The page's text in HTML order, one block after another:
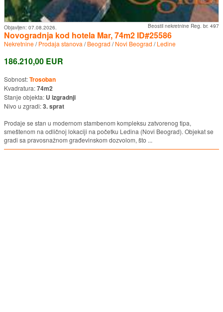
Beostil nekretnine Reg. br. 497
Objavljen: 07.08.2026.
Novogradnja kod hotela Mar, 74m2 ID#25586
Nekretnine/Prodaja stanova /Beograd /Novi Beograd /Ledine
186.210,00 EUR
Sobnost:Trosoban
Kvadratura:74m2
Stanje objekta: U izgradnji
Nivo u zgradi:3. sprat
Prodaje se stan u modernom stambenom kompleksu zatvorenog tipa,
smeštenom na odličnoj lokaciji na početku Ledina (Novi Beograd). Objekat se
gradi sa pravosnažnom građevinskom dozvolom, što ...